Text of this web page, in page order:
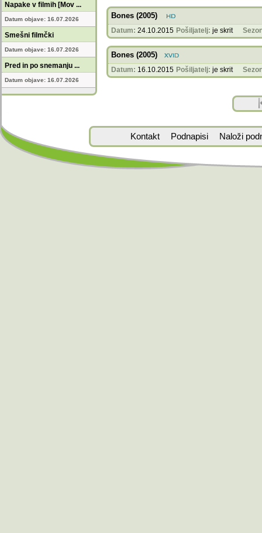
Napake v filmih [Mov ...
Datum objave: 16.07.2026
Smešni filmčki
Datum objave: 16.07.2026
Pred in po snemanju ...
Datum objave: 16.07.2026
Bones (2005)
Datum: 24.10.2015 Pošiljatelj: je skrit
Bones (2005)
Datum: 16.10.2015 Pošiljatelj: je skrit
Kontakt Podnapisi Naloži